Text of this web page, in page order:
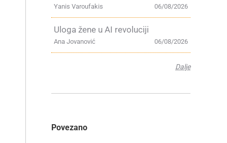
06/08/2026
Yanis Varoufakis
Uloga žene u AI revoluciji
06/08/2026
Ana Jovanović
Dalje
Povezano